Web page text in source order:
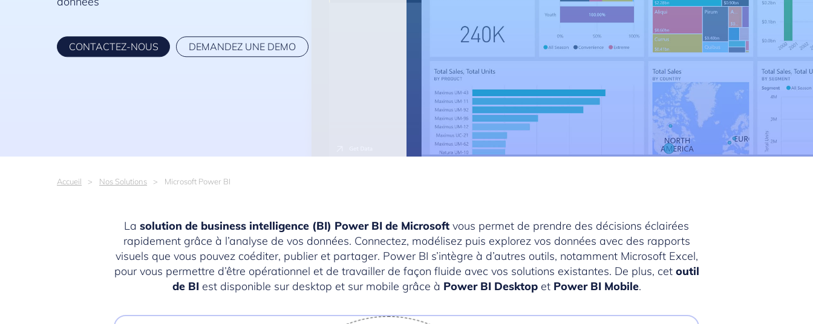
CONTACTEZ-NOUS DEMANDEZ UNE DEMO
Accueil Nos Solutions Microsoft Power BI
La solution de business intelligence (BI) Power BI de Microsoft vous permet de prendre des décisions éclairées
rapidement grâce à l’analyse de vos données. Connectez, modélisez puis explorez vos données avec des rapports
visuels que vous pouvez coéditer, publier et partager. Power BI s’intègre à d’autres outils, notamment Microsoft Excel,
pour vous permettre d’être opérationnel et de travailler de façon fluide avec vos solutions existantes. De plus, cet outil
de BI est disponible sur desktop et sur mobile grâce à Power BI Desktopet Power BI Mobile.